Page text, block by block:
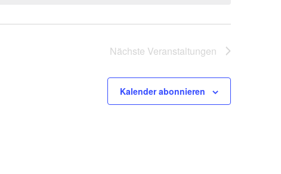
Nächste Veranstaltungen
Kalender abonnieren